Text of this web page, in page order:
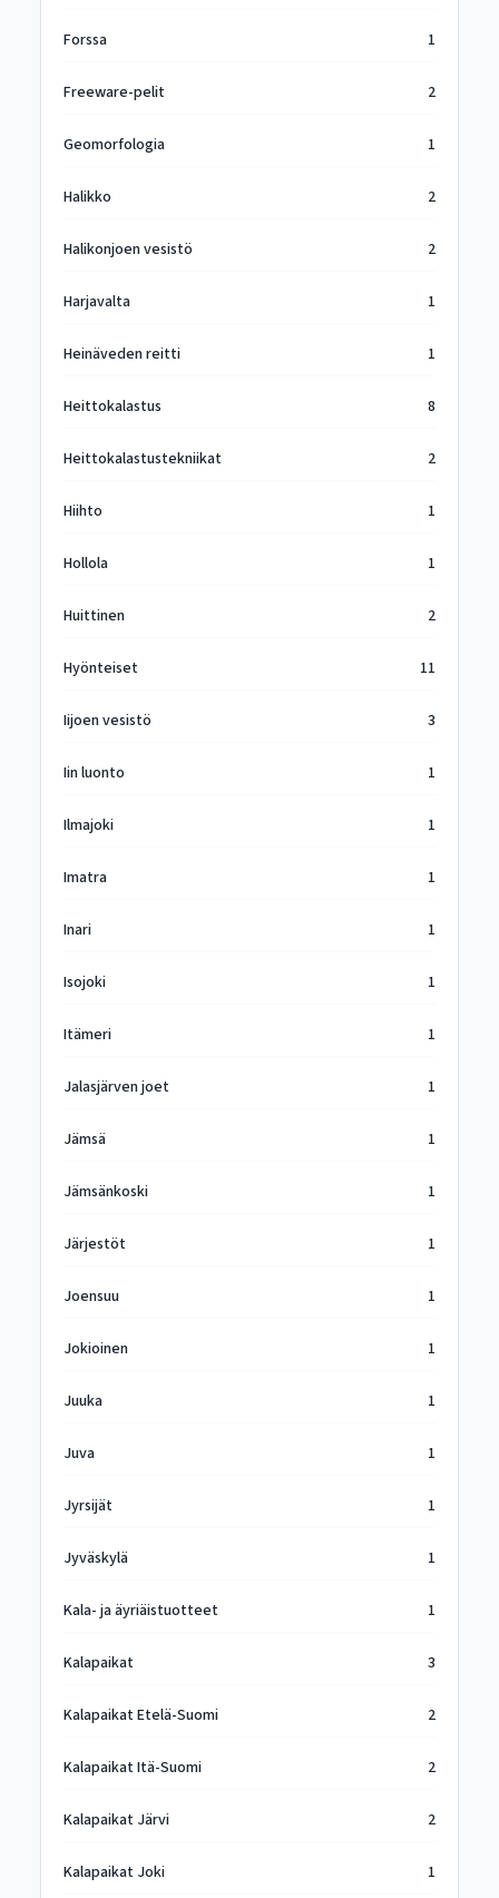
Forssa 1
Freeware-pelit 2
Geomorfologia 1
Halikko 2
Halikonjoen vesistö 2
Harjavalta 1
Heinäveden reitti 1
Heittokalastus 8
Heittokalastustekniikat 2
Hiihto 1
Hollola 1
Huittinen 2
Hyönteiset 11
Iijoen vesistö 3
Iin luonto 1
Ilmajoki 1
Imatra 1
Inari 1
Isojoki 1
Itämeri 1
Jalasjärven joet 1
Jämsä 1
Jämsänkoski 1
Järjestöt 1
Joensuu 1
Jokioinen 1
Juuka 1
Juva 1
Jyrsijät 1
Jyväskylä 1
Kala- ja äyriäistuotteet 1
Kalapaikat 3
Kalapaikat Etelä-Suomi 2
Kalapaikat Itä-Suomi 2
Kalapaikat Järvi 2
Kalapaikat Joki 1